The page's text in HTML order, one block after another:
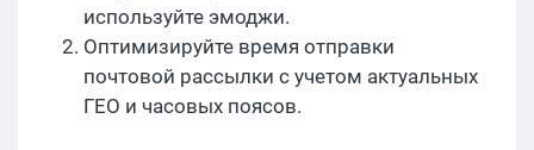
используйте эмоджи.
Оптимизируйте время отправки
почтовой рассылки с учетом актуальных
ГЕО и часовых поясов.